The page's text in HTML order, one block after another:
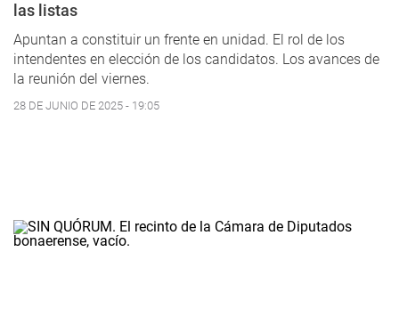
las listas
Apuntan a constituir un frente en unidad. El rol de los
intendentes en elección de los candidatos. Los avances de
la reunión del viernes.
28 DE JUNIO DE 2025 - 19:05